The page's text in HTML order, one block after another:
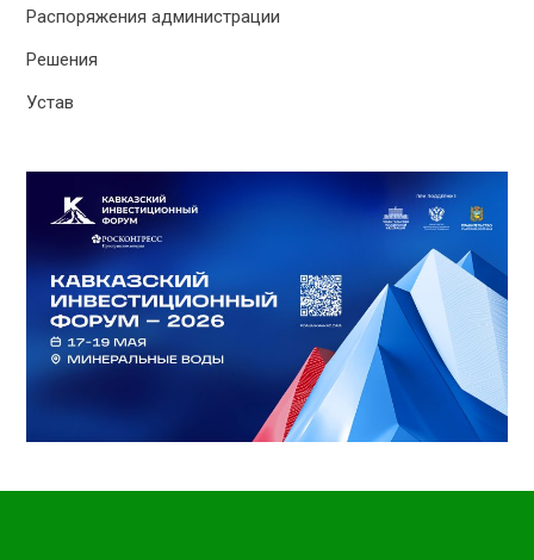
Распоряжения администрации
Решения
Устав